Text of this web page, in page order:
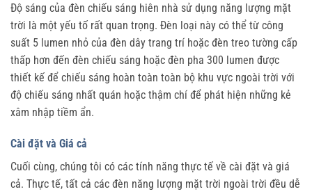
Độ sáng của đèn chiếu sáng hiên nhà sử dụng năng lượng mặt
trời là một yếu tố rất quan trọng. Đèn loại này có thể từ công
suất 5 lumen nhỏ của đèn dây trang trí hoặc đèn treo tường cấp
thấp hơn đến đèn chiếu sáng hoặc đèn pha 300 lumen được
thiết kế để chiếu sáng hoàn toàn toàn bộ khu vực ngoài trời với
độ chiếu sáng nhất quán hoặc thậm chí để phát hiện những kẻ
xâm nhập tiềm ẩn.
Cài đặt và Giá cả
Cuối cùng, chúng tôi có các tính năng thực tế về cài đặt và giá
cả. Thực tế, tất cả các đèn năng lượng mặt trời ngoài trời đều dễ